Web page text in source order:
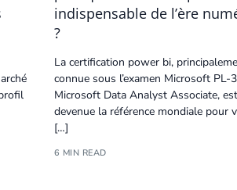
indispensable de l’ère
?
La certification power bi,
connue sous l’examen Microsoft PL-
Microsoft Data AnalystAssociate, est
devenue la référence mondiale pour
[…]
6 MIN READ